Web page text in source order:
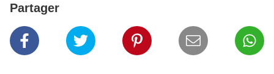
Partager